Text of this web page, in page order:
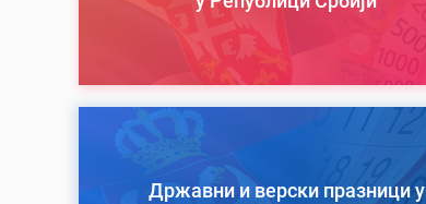
Државни и верски празници у